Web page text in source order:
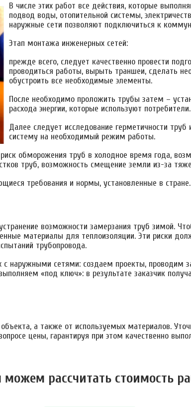
В числе этих работ все действия, которые
подвод воды, отопительной системы,
наружные сети позволяют подключиться к
Этап монтажа инженерных сетей:
прежде всего, следует качественно провести
проводиться работы, вырыть траншеи, сделать
обустроить все необходимые элементы.
После необходимо проложить трубы затем –
расхода энергии, которые используют потребители.
Далее следует исследование герметичности
систему на необходимый режим работы.
обморожения труб в холодное время года,
труб, возможность смещение земли из-за
требования и нормы, установленные в стране.
возможности замерзания труб зимой.
материалы для теплоизоляции. Эти риски
трубопровода.
наружными сетями: создаем проекты, проводим
«под ключ»: в результате заказчик
а также от используемых материалов.
цены, гарантируя при этом качественно
расcчитать стоимость